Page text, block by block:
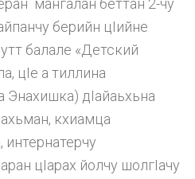
мангалан беттан 2-чу
берийн цIийне
балале «Детский
цIе а тиллина
Энахишка) дIайаьхьна
кхиамца
цIарах йолчу шолгIачу